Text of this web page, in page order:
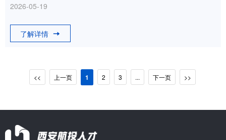
2026-05-19
了解详情
<< 上一页 1 2 3 ... 下一页 >>